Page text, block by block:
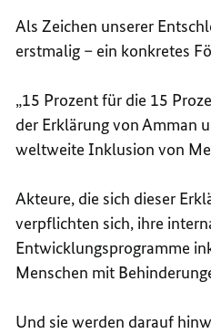
Als Zeichen unserer
erstmalig – ein konkretes
„15 Prozent für die 15
der Erklärung von Amman
weltweite Inklusion von
Akteure, die sich dieser
verpflichten sich, ihre
Entwicklungsprogramme
Menschen mit
Und sie werden darauf